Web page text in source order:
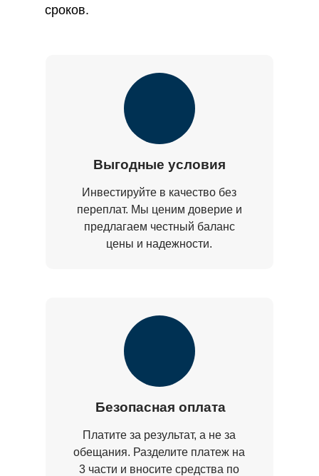
сроков.
Выгодные условия
Инвестируйте в качество без
переплат. Мы ценим доверие и
предлагаем честный баланс
цены и надежности.
Безопасная оплата
Платите за результат, а не за
обещания. Разделите платеж на
3 части и вносите средства по